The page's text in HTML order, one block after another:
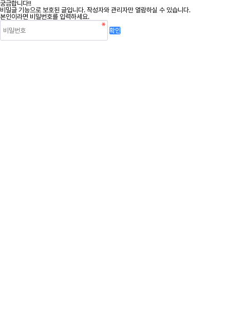
궁금합니다!!
비밀글 기능으로 보호된 글입니다. 작성자와 관리자만 열람하실 수 있습니다.
본인이라면 비밀번호를 입력하세요.